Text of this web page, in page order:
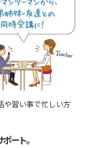
や習い事で忙しい方
ート。